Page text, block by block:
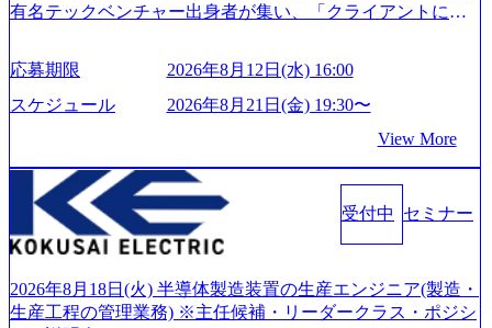
有名テックベンチャー出身者が集い、「クライアントにと
い」という想いの下で立ち上げた新鋭ファーム テクノロジ
ーがビジネスの成功に大きな影響力を持つDX時代におい
て、20年以上にわたってFintech業界を中心に最先端テクノ
つ、あらゆる業種・業界のクライアントの企業価値の最大
化を支援するために、戦略策定、組織改革、人材育成、業
務改善、実行支援などのコンサルティングサービスを一気
通貫で提供するのが特徴（いわゆる総合コンサルティング
ファーム） 社名の由来は”DXエリアにSpir（槍）を指して
ていく”という位置づけ 一昔前は金融が強い企業として認知
されていたが、現在金融の売上割合は全体の3割。現在はTo
応募期限
2026年8月12日(水) 16:00
スケジュール
2026年8月21日(金) 19:30〜
View More
受付中 セミナー
2026年8月18日(火) 半導体製造装置の生産エンジニア(製造・
生産工程の管理業務) ※主任候補・リーダークラス・ポジシ